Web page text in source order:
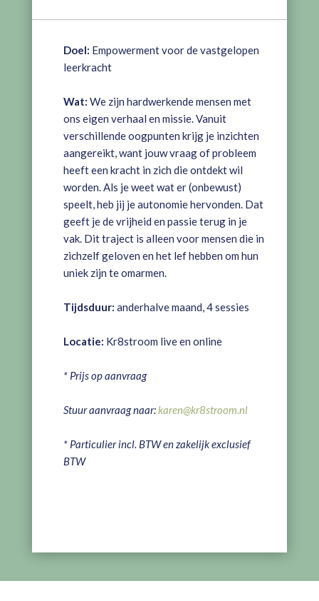
Doel: Empowerment voor de vastgelopen
leerkracht
Wat: We zijn hardwerkende mensen met
ons eigen verhaal en missie. Vanuit
verschillende oogpunten krijg je inzichten
aangereikt, want jouw vraag of probleem
heeft een kracht in zich die ontdekt wil
worden. Als je weet wat er (onbewust)
speelt, heb jij je autonomie hervonden. Dat
geeft je de vrijheid en passie terug in je
vak. Dit traject is alleen voor mensen die in
zichzelf geloven en het lef hebben om hun
uniek zijn te omarmen.
Tijdsduur: anderhalve maand, 4 sessies
Locatie: Kr8stroom live en online
* Prijs op aanvraag
Stuur aanvraag naar:karen@kr8stroom.nl
* Particulier incl. BTW en zakelijk exclusief
BTW